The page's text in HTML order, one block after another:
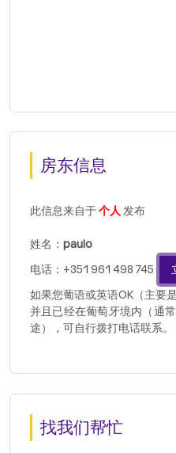
房东信息
此信息来自于个人 发布
姓名： paulo
电话：+351 961 498 745
如果您葡语或英语OK（主要
并且已经在葡萄牙境内（通
途），可自行拨打电话联系。
找我们帮忙